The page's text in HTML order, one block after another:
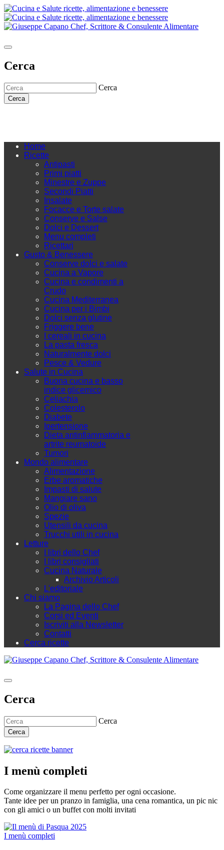
Cerca
Cerca
Cerca
Home
Ricette
Antipasti
Primi piatti
Minestre e Zuppe
Secondi Piatti
Insalate
Focacce e Torte salate
Conserve e Salse
Dolci e Dessert
Menu completi
Ricettari
Gusto & Benessere
Conserve dolci e salate
Cucina a Vapore
Cucina e condimenti a
Crudo
Cucina Mediterranea
Cucina per i Bimbi
Dolci senza glutine
Friggere bene
I cereali in cucina
La pasta fresca
Naturalmente dolci
Pesce & Vedure
Salute in Cucina
Buona cucina e basso
indice glicemico
Celiachia
Colesterolo
Diabete
Ipertensione
Dieta antinfiammatoria e
artrite reumatoide
Tumori
Mondo alimentare
Alimentazione
Erbe aromatiche
Impasti di salute
Mangiare sano
Olio di oliva
Spezie
Utensili da cucina
Trucchi utili in cucina
Letture
I libri dello Chef
I libri consigliati
Cucina Naturale
Archivio Articoli
L'editoriale
Chi siamo
La Pagina dello Chef
Corsi ed Eventi
Iscriviti alla Newsletter
Contatti
Cerca ricette
Cerca
Cerca
Cerca
I menù completi
Come organizzare il menu perfetto per ogni occasione.
Tante idee per un pranzo in famiglia, una cena romantica, un pic nic
con gli amici o un buffet con molti invitati
I menù completi